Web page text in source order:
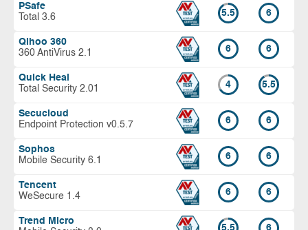
PSafe
Total 3.6
5.5 6
Qihoo 360
360 AntiVirus 2.1
6 6
Quick Heal
Total Security 2.01
4 5.5
Secucloud
Endpoint Protection v0.5.7
6 6
Sophos
Mobile Security 6.1
6 6
Tencent
WeSecure 1.4
6 6
Trend Micro
5.5 6